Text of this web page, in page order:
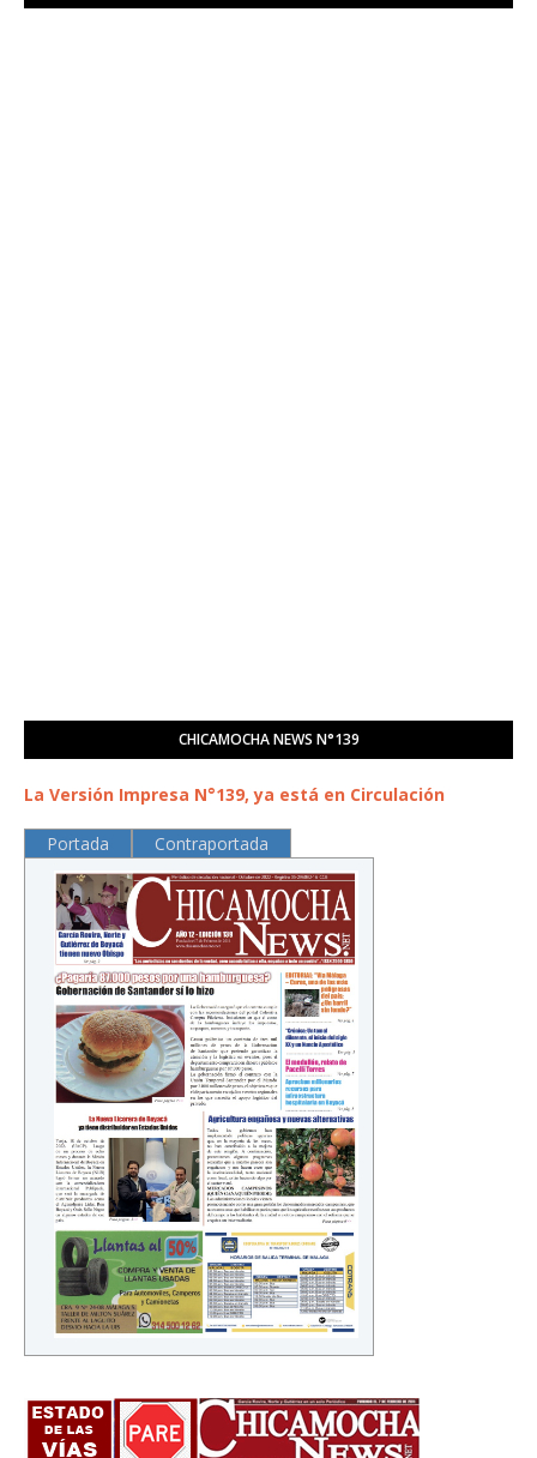
CHICAMOCHA NEWS N°139
La Versión Impresa N°139, ya está en Circulación
Portada Contraportada